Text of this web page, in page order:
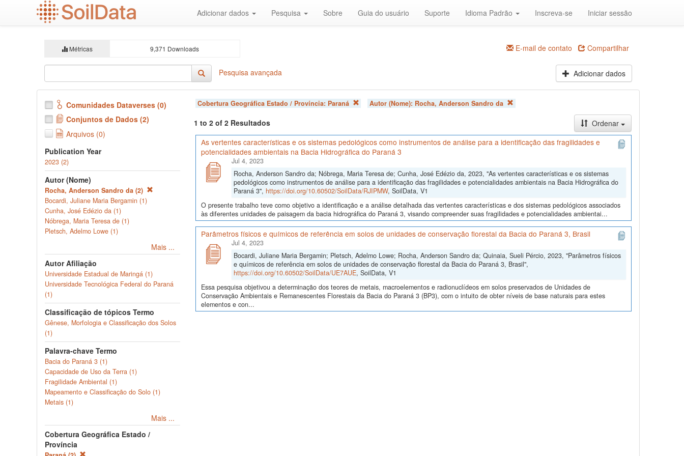
Adicionar dados Pesquisa Sobre Guia do usuário Suporte Idioma Padrão Inscreva-se Iniciar sessão
Métricas 9,371 Downloads E-mail de contato Compartilhar
Pesquisa avançada Adicionar dados
Comunidades Dataverses (0)
Conjuntos de Dados (2)
Arquivos (0)
Publication Year
2023 (2)
Autor (Nome)
Rocha, Anderson Sandro da (2)
Bocardi, Juliane Maria Bergamin (1)
Cunha, José Edézio da (1)
Nóbrega, Maria Teresa de (1)
Pletsch, Adelmo Lowe (1)
Mais ...
Autor Afiliação
Universidade Estadual de Maringá (1)
Universidade Tecnológica Federal do Paraná
(1)
Classificação de tópicos Termo
Gênese, Morfologia e Classificação dos Solos
(1)
Palavra-chave Termo
Bacia do Paraná 3 (1)
Capacidade de Uso da Terra (1)
Fragilidade Ambiental (1)
Mapeamento e Classificação do Solo (1)
Metais (1)
Mais ...
Cobertura Geográfica Estado /
Província
Cobertura Geográfica Estado / Província: Paraná Autor (Nome): Rocha, Anderson Sandro da
1 to 2 of 2 Resultados
Ordenar
As vertentes características e os sistemas pedológicos como instrumentos de análise para a identificação das fragilidades e
potencialidades ambientais na Bacia Hidrográfica do Paraná 3
Jul 4, 2023
Rocha, Anderson Sandro da; Nóbrega, Maria Teresa de; Cunha, José Edézio da, 2023, "As vertentes características e os sistemas
pedológicos como instrumentos de análise para a identificação das fragilidades e potencialidades ambientais na Bacia Hidrográfica do
Paraná 3", https://doi.org/10.60502/SoilData/RJIPMW, SoilData, V1
O presente trabalho teve como objetivo a identificação e a análise detalhada das vertentes características e dos sistemas pedológicos associados
às diferentes unidades de paisagem da bacia hidrográfica do Paraná 3, visando compreender suas fragilidades e potencialidades ambientai...
Parâmetros físicos e químicos de referência em solos de unidades de conservação florestal da Bacia do Paraná 3, Brasil
Jul 4, 2023
Bocardi, Juliane Maria Bergamin; Pletsch, Adelmo Lowe; Rocha, Anderson Sandro da; Quinaia, Sueli Pércio, 2023, "Parâmetros físicos
e químicos de referência em solos de unidades de conservação florestal da Bacia do Paraná 3, Brasil",
https://doi.org/10.60502/SoilData/UE7AUE, SoilData, V1
Essa pesquisa objetivou a determinação dos teores de metais, macroelementos e radionuclídeos em solos preservados de Unidades de
Conservação Ambientais e Remanescentes Florestais da Bacia do Paraná 3 (BP3), com o intuito de obter níveis de base naturais para estes
elementos e con...